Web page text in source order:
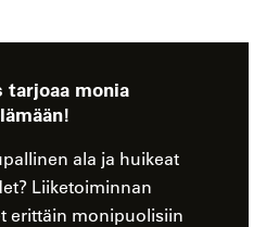
tarjoaa monia
ala ja huikeat
Liiketoiminnan
erittäin monipuolisiin